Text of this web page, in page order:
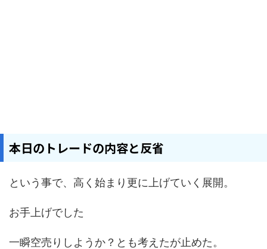
本日のトレードの内容と反省
という事で、高く始まり更に上げていく展開。
お手上げでした
一瞬空売りしようか？とも考えたが止めた。